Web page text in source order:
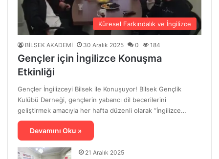
Küresel Farkındalık ve İngilizce
BİLSEK AKADEMİ 30 Aralık 2025 0 184
Gençler için İngilizce Konuşma
Etkinliği
Gençler İngilizceyi Bilsek ile Konuşuyor! Bilsek Gençlik
Kulübü Derneği, gençlerin yabancı dil becerilerini
geliştirmek amacıyla her hafta düzenli olarak “İngilizce…
Devamını Oku »
21 Aralık 2025